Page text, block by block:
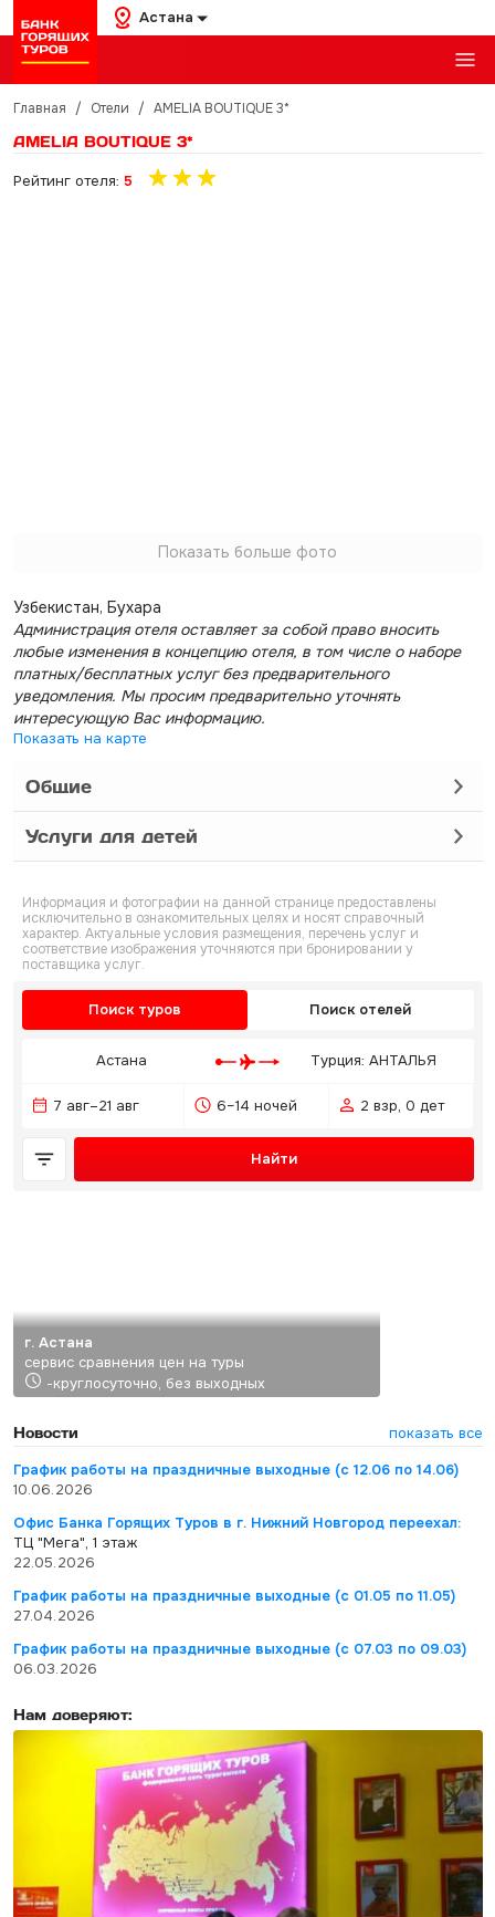
Астана
Главная / Отели / AMELIA BOUTIQUE 3*
AMELIA BOUTIQUE 3*
Рейтинг отеля: 5
Показать больше фото
Узбекистан, Бухара
Администрация отеля оставляет за собой право вносить
любые изменения в концепцию отеля, в том числе о наборе
платных/бесплатных услуг без предварительного
уведомления. Мы просим предварительно уточнять
интересующую Вас информацию.
Показать на карте
Общие
Услуги для детей
Информация и фотографии на данной странице предоставлены
исключительно в ознакомительных целях и носят справочный
характер. Актуальные условия размещения, перечень услуг и
соответствие изображения уточняются при бронировании у
поставщика услуг.
Поиск туров Поиск отелей
Астана Турция: АНТАЛЬЯ
7 авг–21 авг 6–14 ночей 2 взр, 0 дет
Найти
г. Астана
сервис сравнения цен на туры
-круглосуточно, без выходных
Новости
показать все
График работы на праздничные выходные (с 12.06 по 14.06)
10.06.2026
Офис Банка Горящих Туров в г. Нижний Новгород переехал:
ТЦ "Мега", 1 этаж
22.05.2026
График работы на праздничные выходные (с 01.05 по 11.05)
27.04.2026
График работы на праздничные выходные (с 07.03 по 09.03)
06.03.2026
Нам доверяют: